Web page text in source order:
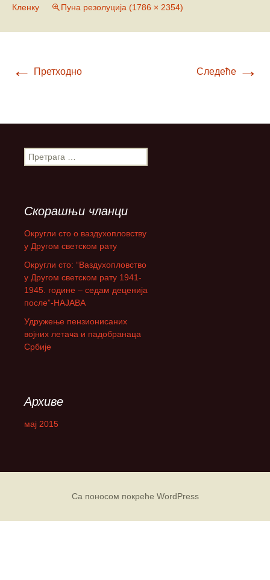
Кленку
Пуна резолуција (1786 × 2354)
← Претходно Следеће →
П
р
а
г
а
:
Скорашњи чланци
Округли сто о ваздухопловству
у Другом светском рату
Округли сто: “Ваздухопловство
у Другом светском рату 1941-
1945. године – седам деценија
после”-НАЈАВА
Удружење пензионисаних
војних летача и падобранаца
Србије
Архиве
мај 2015
Са поносом покреће WordPress